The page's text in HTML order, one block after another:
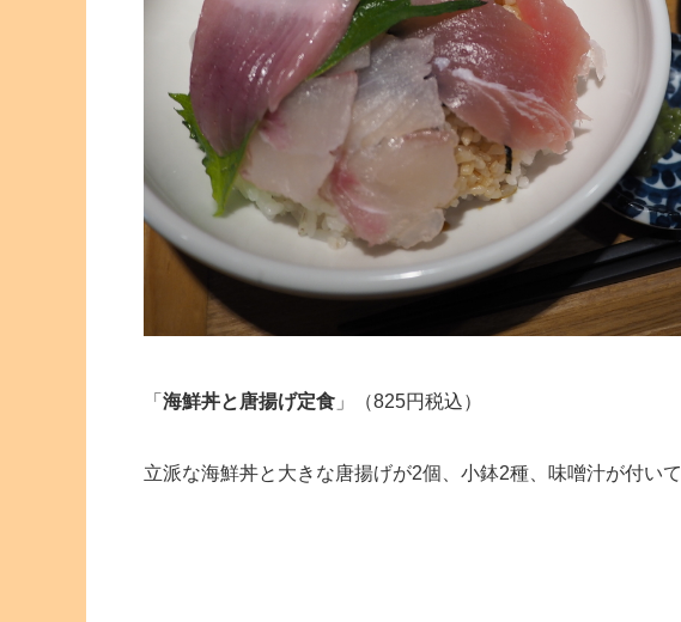
「 海鮮丼と唐揚げ定食 」（825円税込）
立派な海鮮丼と大きな唐揚げが2個、小鉢2種、味噌汁が付い